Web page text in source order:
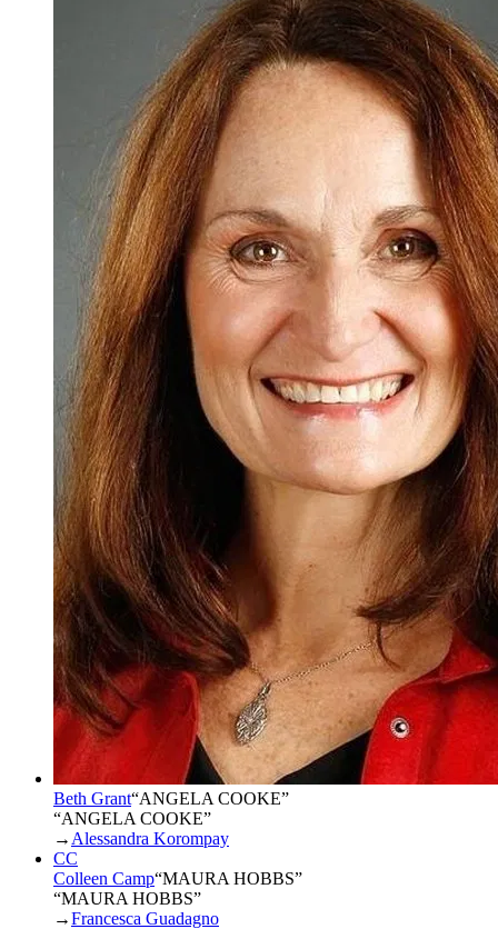
Beth Grant“ANGELA COOKE”
“ANGELA COOKE”
→ Alessandra Korompay
CC
Colleen Camp“MAURA HOBBS”
“MAURA HOBBS”
→Francesca Guadagno